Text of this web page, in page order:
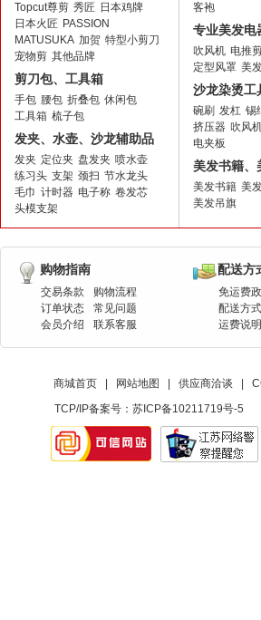
Topcut尊剪 秀匠 日本鸡牌
日本火匠 PASSION
MATUSUKA 加贺 特型小剪刀
宠物剪 其他品牌
剪刀包、工具箱
手包 腰包 折叠包 休闲包
工具箱 梳子包
发夹、水壶、沙龙辅助品
发夹 定位夹 盘发夹 喷水壶
练习头 支架 颈扫 节水龙头
毛巾 计时器 电子称 卷发芯
头模支架
客袍
专业美发电
吹风机 电推
定型风罩 美
沙龙染烫工
碗刷 发杠 锡
挤压器 吹风
电夹板
美发书籍、
美发书籍 美
美发吊旗
购物指南
交易条款
购物流程
订单状态
常见问题
会员介绍
联系客服
配送方
免运费
配送方式
运费说明
商城首页 网站地图 供应商洽谈
TCP/IP备案号： 苏ICP备10211719号-5